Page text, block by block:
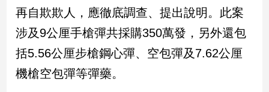
星
生
活
再自欺欺人，應徹底調查、提出說明。此案
涉及9公厘手槍彈共採購350萬發，另外還包
括5.56公厘步槍鋼心彈、空包彈及7.62公厘
機槍空包彈等彈藥。